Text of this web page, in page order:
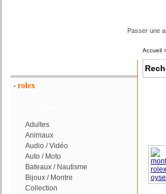
Passer une
- rolex
Adultes
Animaux
Audio / Vidéo
Auto / Moto
Bateaux / Nautisme
Bijoux / Montre
Collection
Accueil